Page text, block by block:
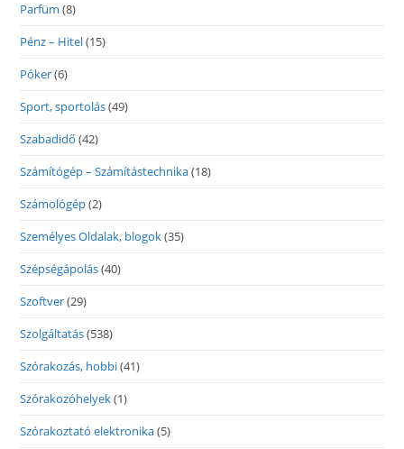
Parfüm (8)
Pénz – Hitel(15)
Póker(6)
Sport, sportolás(49)
Szabadidő (42)
Számítógép – Számítástechnika(18)
Számológép(2)
Személyes Oldalak, blogok(35)
Szépségápolás(40)
Szoftver(29)
Szolgáltatás(538)
Szórakozás, hobbi(41)
Szórakozóhelyek(1)
Szórakoztató elektronika(5)